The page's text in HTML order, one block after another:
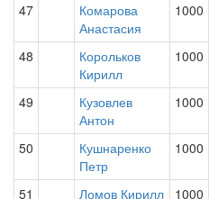
47
Комарова
Анастасия
1000
48
Корольков
Кирилл
1000
49
Кузовлев
Антон
1000
50
Кушнаренко
Петр
1000
51 Ломов Кирилл 1000